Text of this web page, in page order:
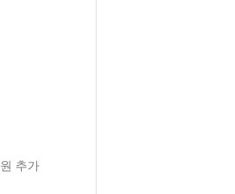
원 추가